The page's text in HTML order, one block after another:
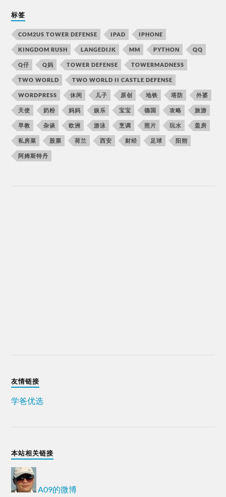
标签
COM2US TOWER DEFENSE IPAD IPHONE
KINGDOM RUSH LANGEDIJK MM PYTHON QQ
Q仔 Q妈 TOWER DEFENSE TOWERMADNESS
TWO WORLD TWO WORLD II CASTLE DEFENSE
WORDPRESS 休闲 儿子 原创 地铁 塔防 外婆
天使 奶粉 妈妈 娱乐 宝宝 德国 攻略 旅游
早教 杂谈 欧洲 游泳 烹调 照片 玩水 盖房
私房菜 股票 荷兰 西安 财经 足球 阳朔
阿姆斯特丹
友情链接
学爸优选
本站相关链接
A09的微博